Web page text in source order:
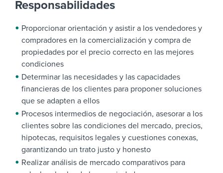
Responsabilidades
Proporcionar orientación y asistir a los vendedores y
compradores en la comercialización y compra de
propiedades por el precio correcto en las mejores
condiciones
Determinar las necesidades y las capacidades
financieras de los clientes para proponer soluciones
que se adapten a ellos
Procesos intermedios de negociación, asesorar a los
clientes sobre las condiciones del mercado, precios,
hipotecas, requisitos legales y cuestiones conexas,
garantizando un trato justo y honesto
Realizar análisis de mercado comparativos para